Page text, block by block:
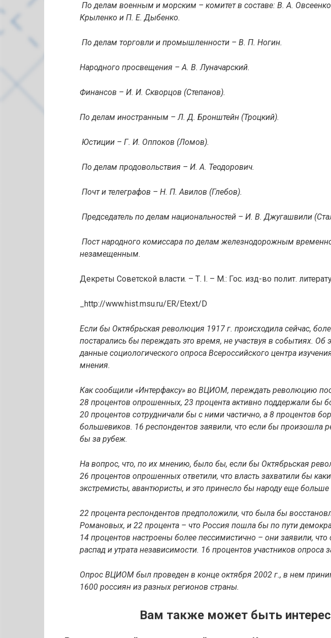
По делам военным и морским – комитет в составе: В. А.
Крыленко и П. Е. Дыбенко.
По делам торговли и промышленности – В. П. Ногин.
Народного просвещения – А. В. Луначарский.
Финансов – И. И. Скворцов (Степанов).
По делам иностранным – Л. Д. Бронштейн (Троцкий).
Юстиции – Г. И. Оппоков (Ломов).
По делам продовольствия – И. А. Теодорович.
Почт и телеграфов – Н. П. Авилов (Глебов).
Председатель по делам национальностей – И. В. Джугашвили
Пост народного комиссара по делам железнодорожным временно
незамещенным.
Декреты Советской власти. – Т. I. – М.: Гос. изд-во полит.
_http://www.hist.msu.ru/ER/Etext/D
Если бы Октябрьская революция 1917 г. происходила сейчас,
постарались бы переждать это время, не участвуя в событиях. Об
данные социологического опроса Всероссийского центра
мнения.
Как сообщили «Интерфаксу» во ВЦИОМ, переждать революцию
28 процентов опрошенных, 23 процента активно поддержали бы
20 процентов сотрудничали бы с ними частично, а 8 процентов
большевиков. 16 респондентов заявили, что если бы произошла
бы за рубеж.
На вопрос, что, по их мнению, было бы, если бы Октябрьская
26 процентов опрошенных ответили, что власть захватили бы
экстремисты, авантюристы, и это принесло бы народу еще больше
22 процента респондентов предположили, что была бы
Романовых, и 22 процента – что Россия пошла бы по пути
14 процентов настроены более пессимистично – они заявили,
распад и утрата независимости. 16 процентов участников опроса
Опрос ВЦИОМ был проведен в конце октября 2002 г., в нем
1600 россиян из разных регионов страны.
Вам также может быть